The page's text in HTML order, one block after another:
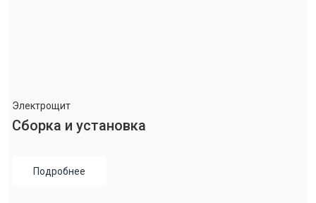
Электрощит
Сборка и установка
Подробнее